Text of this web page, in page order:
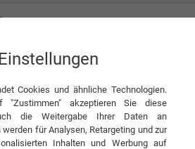
Luca S.r.l.
Cookies und ähnliche Technologien.
akzeptieren Sie diese
die Weitergabe Ihrer Daten an
für Analysen, Retargeting und zur
Inhalten und Werbung auf